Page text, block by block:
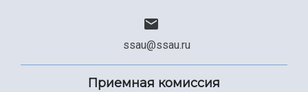
ssau@ssau.ru
Приемная комиссия